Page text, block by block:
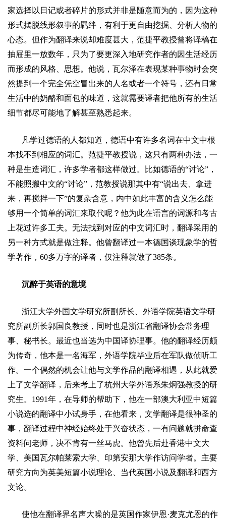
家选择以日记或者碎片的形式并非是随意而为的，因为这种
形式摆脱线形叙事的羁绊，有利于更自由挖掘、分析人物的
心态。但作为翻译来说却难度甚大， 范捷平教授曾将译稿在
抽屉里一放数年，只为了要更深入地研究作者的因生活经历
而形成的风格、思想。他说，瓦尔泽在表现某种事物时会突
然提到一个完全凭空冒出来的人名或者一个符号，还有日常
生活中的奶酪和面包的味道，这就需要译者把他所有的生活
细节都尽可能地了解甚至熟悉起来。
凡学过德语的人都知道，德语中有许多名词在中文中根
本找不到相应的词汇。 范捷平教授说，这只有两种办法，一
种是生造词汇，许多学者都这样做过。比如德语的“讨论” ，
不能照搬中文的“讨论” ， 范教授说那其中有“说出去、拿进
来，再搅拌一下”的复杂含意，内中如此丰富的含义怎么能
够用一个简单的词汇来取代呢？他为此在语言的词源和考古
上花过许多工夫。无法找到对应的中文词汇时，翻译采用的
另一种方式就是做注释。他曾翻译过一本德国谈现象学的哲
学著作， 60多万字的译者，仅注释就做了385条。
沉醉于英语的意境
浙江大学外国文学研究所副所长、外语学院英语文学研
究所副所长郭国良教授，同时也是浙江省翻译协会常务理
事、秘书长。最近也当选为中国译协理事。他的翻译经历颇
为传奇，他本是一名海军，外语学院毕业后在军队做侦听工
作。一个偶然的机会让他与文学作品的翻译相遇，从此就爱
上了文学翻译，后来考上了杭州大学外语系朱炯强教授的研
究生。 1991年，在导师的帮助下，他在一部澳大利亚中短篇
小说选的翻译中小试身手，在他看来，文学翻译是很神圣的
事，翻译过程中神经始终处于兴奋状态，一有问题就拼命查
资料问老师，决不肯有一丝马虎。他曾先后赴香港中文大
学、美国瓦尔帕莱索大学、印第安那大学作访问学者。主要
研究方向为英美短篇小说理论、当代英国小说及翻译和西方
文论。
使他在翻译界名声大噪的是英国作家伊恩·麦克尤恩的作